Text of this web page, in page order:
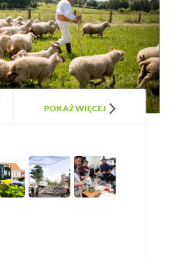
POKAŻ WIĘCEJ